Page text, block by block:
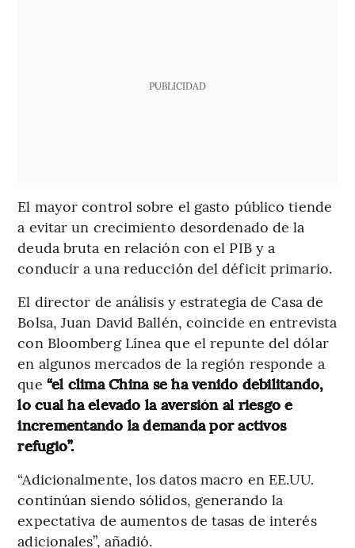
PUBLICIDAD
El mayor control sobre el gasto público tiende
a evitar un crecimiento desordenado de la
deuda bruta en relación con el PIB y a
conducir a una reducción del déficit primario.
El director de análisis y estrategia de Casa de
Bolsa, Juan David Ballén, coincide en entrevista
con Bloomberg Línea que el repunte del dólar
en algunos mercados de la región responde a
que “el clima China se ha venido debilitando,
lo cual ha elevado la aversión al riesgo e
incrementando la demanda por activos
refugio”.
“Adicionalmente, los datos macro en EE.UU.
continúan siendo sólidos, generando la
expectativa de aumentos de tasas de interés
adicionales”, añadió.